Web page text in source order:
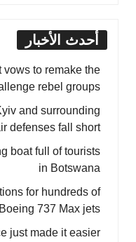
أحدث الأخبار
vows to remake the
rebel groups
and surrounding
defenses fall short
boat full of tourists
in Botswana
for hundreds of
Boeing 737 Max jets
just made it easier